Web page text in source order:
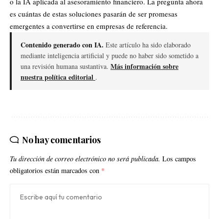
es cuántas de estas soluciones pasarán de ser promesas
emergentes a convertirse en empresas de referencia.
Contenido generado con IA. Este artículo ha sido elaborado
mediante inteligencia artificial y puede no haber sido sometido a
una revisión humana sustantiva. Más información sobre
nuestra política editorial .
No hay comentarios
Tu dirección de correo electrónico no será publicada. Los campos
obligatorios están marcados con *